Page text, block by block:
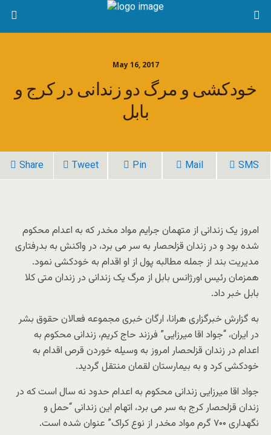
May 16, 2017
خودکشی و مرگ دو زندانی در کرج و
بابل
Share Tweet Pin Mail SMS
امروز یک زندانی از متهمان جرایم مواد مخدر که به اعدام محکوم
شده بود و در زندان قزلحصار به سر می برد، در واکنش به بدرفتاری
مدیریت بند از جمله مطالبه پول از او اقدام به خودکشی نمود.
همزمان رئیس اورژانس بابل از مرگ یک زندانی در زندان متی کلا
بابل خبر داد.
به گزارش خبرگزاری هرانا، ارگان خبری مجموعه فعالان حقوق بشر
در ایران، “جواد اقا میرزایی” فرزند حاج کریم، زندانی محکوم به
اعدام در زندان قزلحصار امروز به وسیله خوردن قرص اقدام به
خودکشی کرد و به بیمارستان لقمان منتقل گردید.
جواد اقا میرزایی زندانی محکوم به اعدام حدود نه سال است که در
زندان قزلحصار کرج به سر می برد، اتهام این زندانی “حمل و
نگهداری ۷۰۰ گرم مواد مخدر از نوع کراک” عنوان شده است.